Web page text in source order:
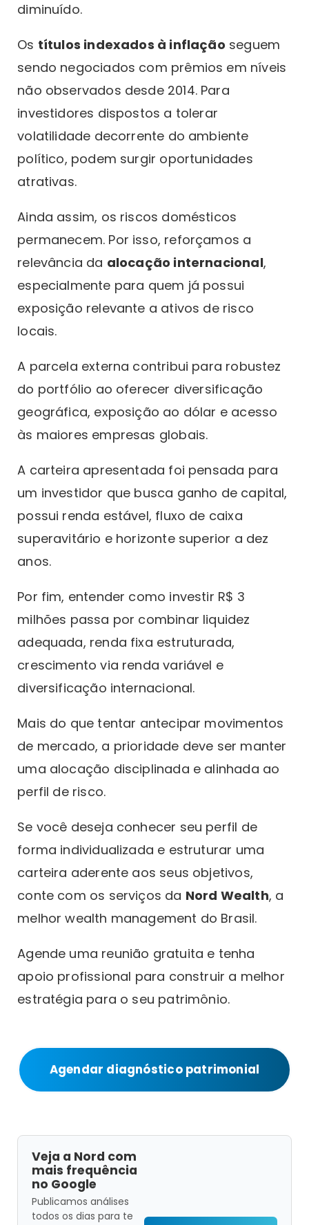
diminuído.
Os títulos indexados à inflação seguem
sendo negociados com prêmios em níveis
não observados desde 2014. Para
investidores dispostos a tolerar
volatilidade decorrente do ambiente
político, podem surgir oportunidades
atrativas.
Ainda assim, os riscos domésticos
permanecem. Por isso, reforçamos a
relevância da alocação internacional,
especialmente para quem já possui
exposição relevante a ativos de risco
locais.
A parcela externa contribui para robustez
do portfólio ao oferecer diversificação
geográfica, exposição ao dólar e acesso
às maiores empresas globais.
A carteira apresentada foi pensada para
um investidor que busca ganho de capital,
possui renda estável, fluxo de caixa
superavitário e horizonte superior a dez
anos.
Por fim, entender como investir R$ 3
milhões passa por combinar liquidez
adequada, renda fixa estruturada,
crescimento via renda variável e
diversificação internacional.
Mais do que tentar antecipar movimentos
de mercado, a prioridade deve ser manter
uma alocação disciplinada e alinhada ao
perfil de risco.
Se você deseja conhecer seu perfil de
forma individualizada e estruturar uma
carteira aderente aos seus objetivos,
conte com os serviços da Nord Wealth, a
melhor wealth management do Brasil.
Agende uma reunião gratuita e tenha
apoio profissional para construir a melhor
estratégia para o seu patrimônio.
Agendar diagnóstico patrimonial
Veja a Nord com
mais frequência
no Google
Publicamos análises
todos os dias para te